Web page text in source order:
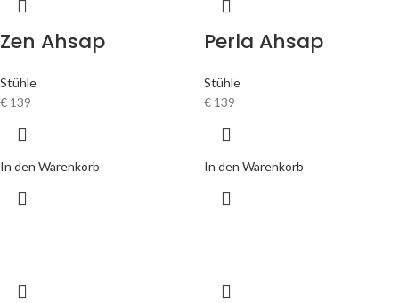
Zen Ahsap
Stühle
€ 139
In den Warenkorb
Perla Ahsap
Stühle
€ 139
In den Warenkorb